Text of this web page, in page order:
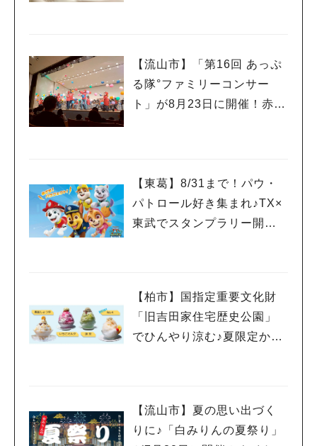
【流山市】「第16回 あっぷ
る隊°ファミリーコンサー
ト」が8月23日に開催！赤ち
【東葛】8/31まで！パウ・
パトロール好き集まれ♪TX×
東武でスタンプラリー開
【柏市】国指定重要文化財
「旧吉田家住宅歴史公園」
でひんやり涼む♪夏限定かき
【流山市】夏の思い出づく
りに♪「白みりんの夏祭り」